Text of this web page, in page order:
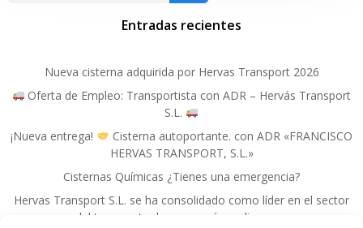
Entradas recientes
Nueva cisterna adquirida por Hervas Transport 2026
Oferta de Empleo: Transportista con ADR – Hervás Transport
S.L.
¡Nueva entrega!
Cisterna autoportante. con ADR «FRANCISCO
HERVAS TRANSPORT, S.L.»
Cisternas Químicas ¿Tienes una emergencia?
Hervas Transport S.L. se ha consolidado como líder en el sector
del transporte de mercancías peligrosas.